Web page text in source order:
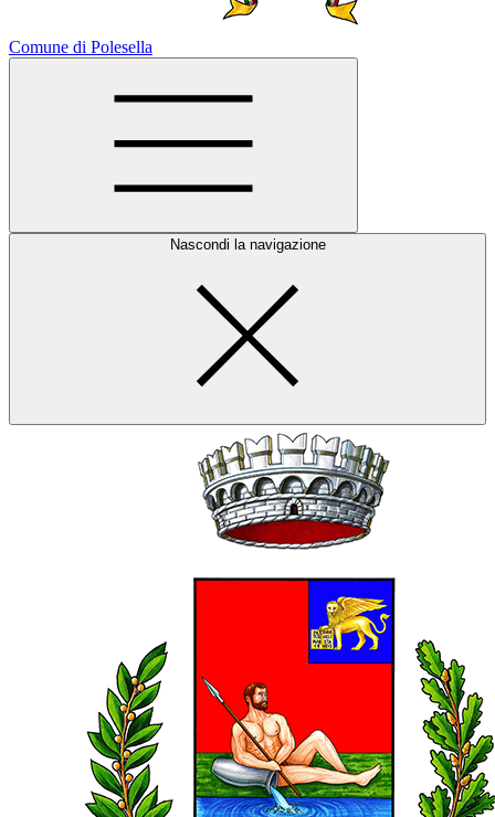
Comune di Polesella
Nascondi la navigazione